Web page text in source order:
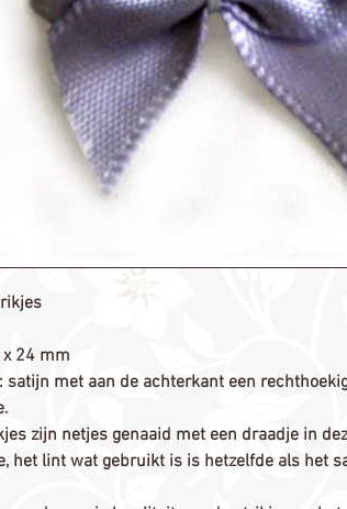
x 24 mm
: satijn met aan de achterkant een
zijn netjes genaaid met een draadje in
het lint wat gebruikt is is hetzelfde als het